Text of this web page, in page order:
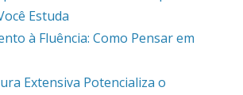
Estuda
à Fluência: Como Pensar em
Extensiva Potencializa o